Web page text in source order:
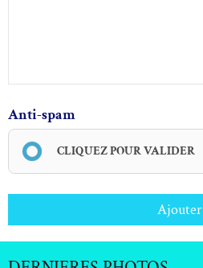
Anti-spam
CLIQUEZ POUR VALIDER
Ajouter